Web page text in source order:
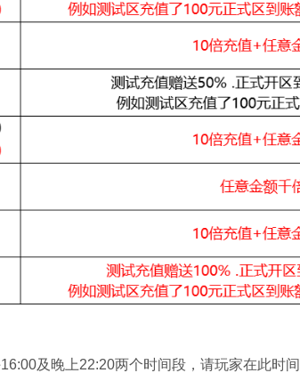
及晚上22:20两个时间段，请玩家在此时